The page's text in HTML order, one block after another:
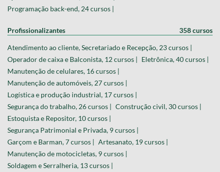
Programação back-end, 24 cursos |
Profissionalizantes 358 cursos
Atendimento ao cliente, Secretariado e Recepção, 23 cursos |
Operador de caixa e Balconista, 12 cursos | Eletrônica, 40 cursos |
Manutenção de celulares, 16 cursos |
Manutenção de automóveis, 27 cursos |
Logística e produção industrial, 17 cursos |
Segurança do trabalho, 26 cursos | Construção civil, 30 cursos |
Estoquista e Repositor, 10 cursos |
Segurança Patrimonial e Privada, 9 cursos |
Garçom e Barman, 7 cursos | Artesanato, 19 cursos |
Manutenção de motocicletas, 9 cursos |
Soldagem e Serralheria, 13 cursos |